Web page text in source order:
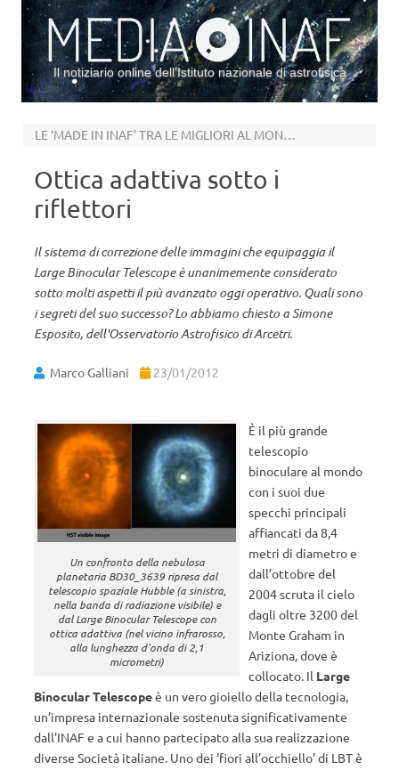
Il notiziario online dell’Istituto nazionale di astrofisica
LE ‘MADE IN INAF’ TRA LE MIGLIORI AL MONDO
Ottica adattiva sotto i
riflettori
Il sistema di correzione delle immagini che equipaggia il
Large Binocular Telescope è unanimemente considerato
sotto molti aspetti il più avanzato oggi operativo. Quali sono
i segreti del suo successo? Lo abbiamo chiesto a Simone
Esposito, dell'Osservatorio Astrofisico di Arcetri.
Marco Galliani 23/01/2012
Un confronto della nebulosa
planetaria BD30_3639 ripresa dal
telescopio spaziale Hubble (a sinistra,
nella banda di radiazione visibile) e
dal Large Binocular Telescope con
ottica adattiva (nel vicino infrarosso,
alla lunghezza d'onda di 2,1
micrometri)
È il più grande
telescopio
binoculare al mondo
con i suoi due
specchi principali
affiancati da 8,4
metri di diametro e
dall’ottobre del
2004 scruta il cielo
dagli oltre 3200 del
Monte Graham in
Ariziona, dove è
collocato. Il Large
Binocular Telescopeè un vero gioiello della tecnologia,
un’impresa internazionale sostenuta significativamente
dall’INAF e a cui hanno partecipato alla sua realizzazione
diverse Società italiane. Uno dei ‘fiori all’occhiello’ di LBT è